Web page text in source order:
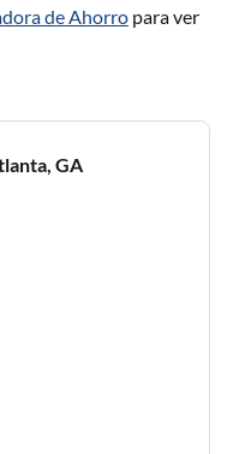
de Ahorro para ver
GA